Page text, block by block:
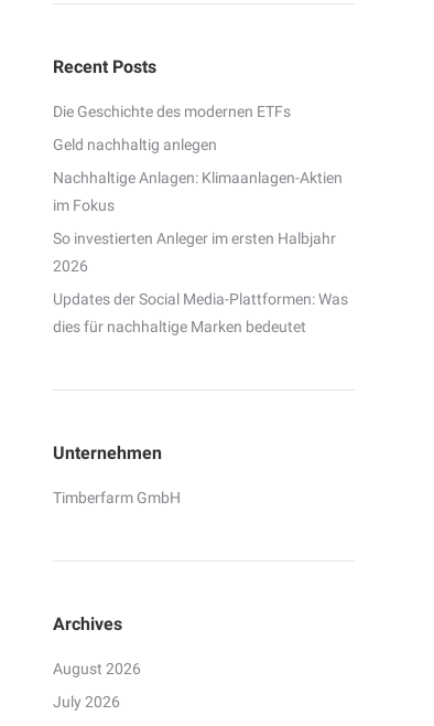
Recent Posts
Die Geschichte des modernen ETFs
Geld nachhaltig anlegen
Nachhaltige Anlagen: Klimaanlagen-Aktien
im Fokus
So investierten Anleger im ersten Halbjahr
2026
Updates der Social Media-Plattformen: Was
dies für nachhaltige Marken bedeutet
Unternehmen
Timberfarm GmbH
Archives
August 2026
July 2026